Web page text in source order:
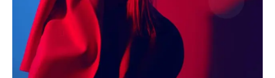
Facebook
X WhatsApp
Share